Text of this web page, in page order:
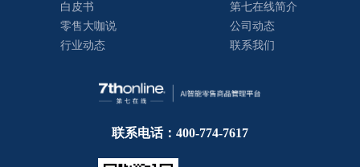
白皮书
零售大咖说
行业动态
第七在线简介
公司动态
联系我们
联系电话：400-774-7617